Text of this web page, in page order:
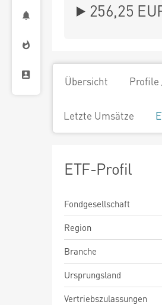
256,25
Übersicht Profile
Letzte Umsätze
ETF-Profil
Fondgesellschaft
Region
Branche
Ursprungsland
Vertriebszulassungen